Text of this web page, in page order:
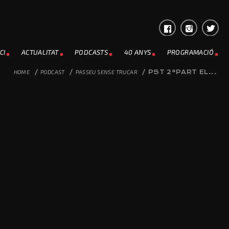
ACTUALITAT PODCASTS 40 ANYS PROGRAMACIÓ
HOME / PODCAST / PASSEU SENSE TRUCAR / PST 2ªPART EL...